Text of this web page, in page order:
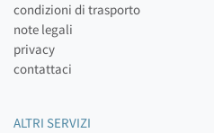
condizioni di trasporto
note legali
privacy
contattaci
ALTRI SERVIZI